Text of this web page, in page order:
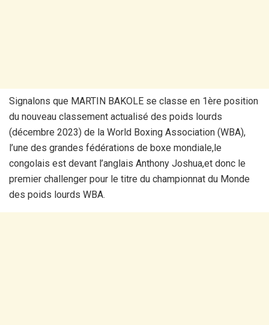
Signalons que MARTIN BAKOLE se classe en 1ère position
du nouveau classement actualisé des poids lourds
(décembre 2023) de la World Boxing Association (WBA),
l’une des grandes fédérations de boxe mondiale,le
congolais est devant l’anglais Anthony Joshua,et donc le
premier challenger pour le titre du championnat du Monde
des poids lourds WBA.